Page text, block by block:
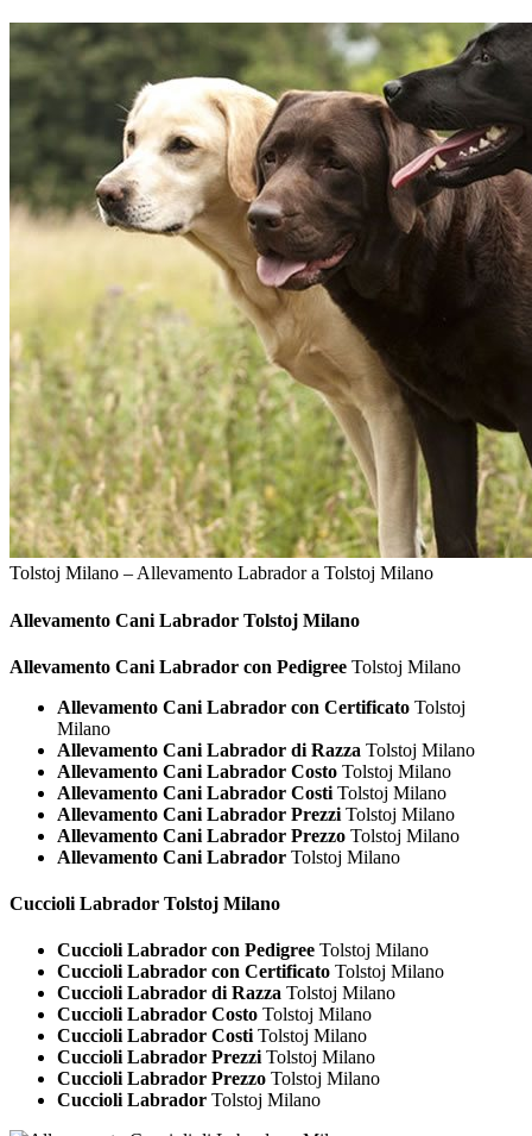
Tolstoj Milano – Allevamento Labrador a Tolstoj Milano
Allevamento Cani Labrador Tolstoj Milano
Allevamento Cani Labrador con Pedigree Tolstoj Milano
Allevamento Cani Labrador con Certificato Tolstoj
Milano
Allevamento Cani Labrador di Razza Tolstoj Milano
Allevamento Cani Labrador Costo Tolstoj Milano
Allevamento Cani Labrador Costi Tolstoj Milano
Allevamento Cani Labrador Prezzi Tolstoj Milano
Allevamento Cani Labrador Prezzo Tolstoj Milano
Allevamento Cani Labrador Tolstoj Milano
Cuccioli Labrador Tolstoj Milano
Cuccioli Labrador con Pedigree Tolstoj Milano
Cuccioli Labrador con Certificato Tolstoj Milano
Cuccioli Labrador di Razza Tolstoj Milano
Cuccioli Labrador Costo Tolstoj Milano
Cuccioli Labrador CostiTolstoj Milano
Cuccioli Labrador PrezziTolstoj Milano
Cuccioli Labrador Prezzo Tolstoj Milano
Cuccioli Labrador Tolstoj Milano